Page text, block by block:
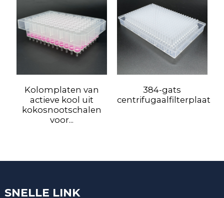
Kolomplaten van
actieve kool uit
kokosnootschalen
voor...
384-gats
centrifugaalfilterplaat
SNELLE LINK